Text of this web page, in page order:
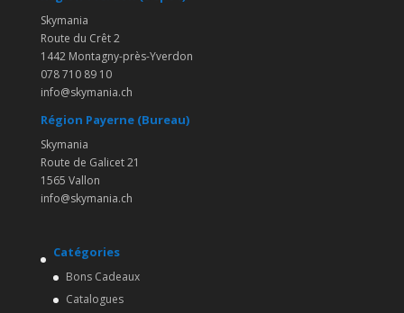
Skymania
Route du Crêt 2
1442 Montagny-près-Yverdon
078 710 89 10
info@skymania.ch
Région Payerne (Bureau)
Skymania
Route de Galicet 21
1565 Vallon
info@skymania.ch
Catégories
Bons Cadeaux
Catalogues